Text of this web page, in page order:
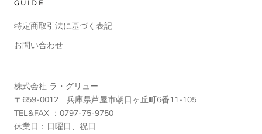
GUIDE
特定商取引法に基づく表記
お問い合わせ
株式会社 ラ・グリュー
〒659-0012 兵庫県芦屋市朝日ヶ丘町6番11-105
TEL&FAX ：0797-75-9750
休業日：日曜日、祝日